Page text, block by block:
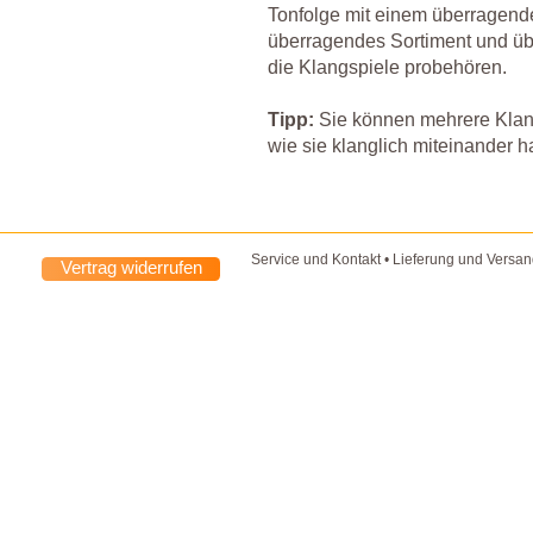
Tonfolge mit einem
überragendes Sortiment und
die Klangspiele probehören.
Tipp: Sie können mehrere
wie sie klanglich miteinander
Vertrag widerrufen Service und Kontakt• Lieferung und